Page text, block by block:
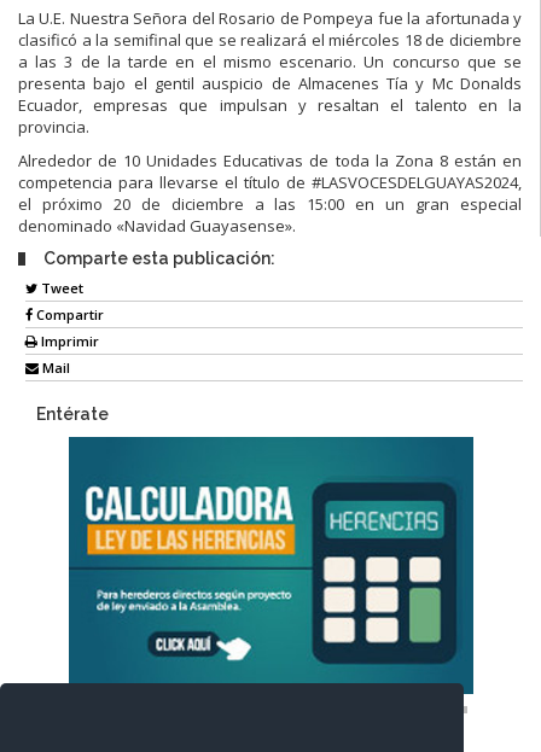
La U.E. Nuestra Señora del Rosario de Pompeya fue la afortunada y
clasificó a la semifinal que se realizará el miércoles 18 de diciembre
a las 3 de la tarde en el mismo escenario. Un concurso que se
presenta bajo el gentil auspicio de Almacenes Tía y Mc Donalds
Ecuador, empresas que impulsan y resaltan el talento en la
provincia.
Alrededor de 10 Unidades Educativas de toda la Zona 8 están en
competencia para llevarse el título de #LASVOCESDELGUAYAS2024,
el próximo 20 de diciembre a las 15:00 en un gran especial
denominado «Navidad Guayasense».
Comparte esta publicación:
Tweet
Compartir
Imprimir
Mail
Entérate